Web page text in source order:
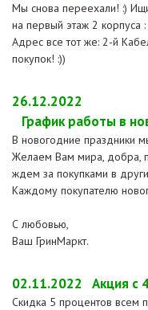
Мы снова переехали! :)
на первый этаж 2
Адрес все тот же: 2-й
покупок! :))
26.12.2022
График работы в
В новогодние праздники
Желаем Вам мира, добра,
ждем за покупками в
Каждому покупателю
С любовью,
Ваш ГринМаркт.
02.11.2022 Акция с
Скидка 5 процентов всем